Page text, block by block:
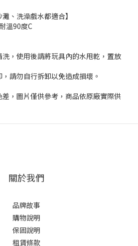
、洗澡戲水都適合】
溫90度C
，使用後請將玩具內的水甩乾，置放
請勿自行拆卸以免造成損壞。
，圖片僅供參考，商品依原廠實際供
關於我們
品牌故事
購物說明
保固說明
租賃條款